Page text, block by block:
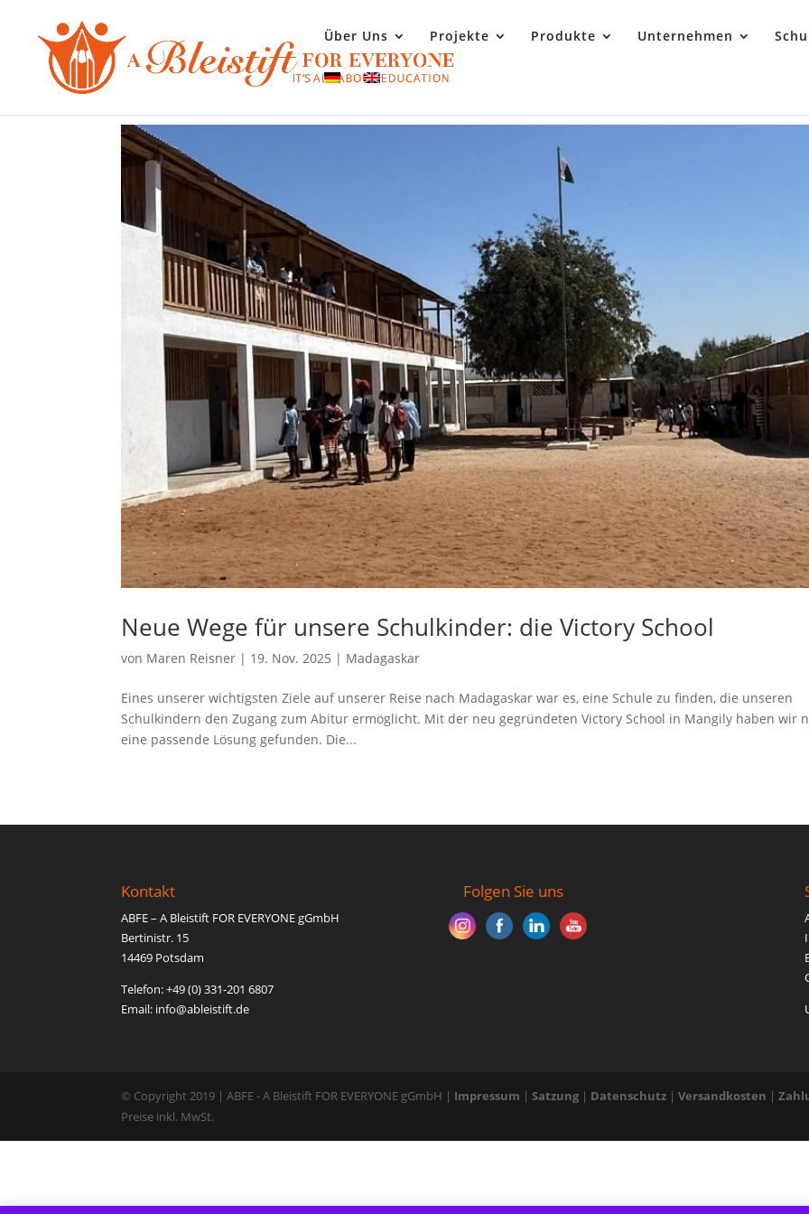
Über Uns Projekte Produkte Unternehmen
Neue Wege für unsere Schulkinder: die Victory School
von Maren Reisner | 19. Nov. 2025 | Madagaskar
Eines unserer wichtigsten Ziele auf unserer Reise nach Madagaskar war es, eine Schule zu finden, die unseren
Schulkindern den Zugang zum Abitur ermöglicht. Mit der neu gegründeten Victory School in Mangily haben wir
eine passende Lösung gefunden. Die...
Kontakt
ABFE – A Bleistift FOR EVERYONE gGmbH
Bertinistr. 15
14469 Potsdam
Telefon: +49 (0) 331-201 6807
Email: info@ableistift.de
Folgen Sie uns
© Copyright 2019 | ABFE - A Bleistift FOR EVERYONE gGmbH | Impressum |Satzung | Datenschutz |Versandkosten |
Preise inkl. MwSt.